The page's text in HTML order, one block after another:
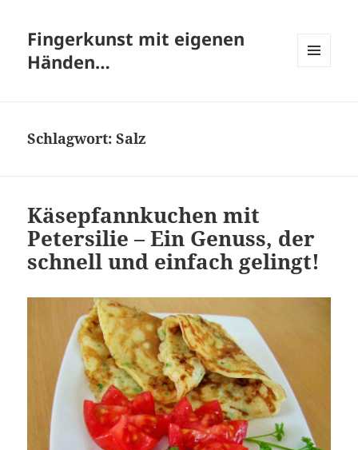
Fingerkunst mit eigenen
Händen…
Schlagwort:Salz
Käsepfannkuchen mit
Petersilie – Ein Genuss, der
schnell und einfach gelingt!